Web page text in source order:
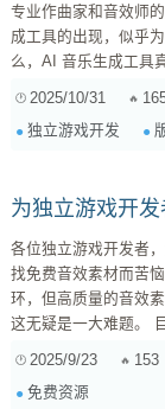
专业作曲家和音效师
成工具的出现，似乎
么，AI 音乐生成工具
能为各位独立游戏开发者提供一些参考
2025/10/31
独立游戏开发
为独立游戏开
各位独立游戏开发者，大家好！ 我最近发现很多独
找免费音效素材而苦
环，但高质量的音效
这无疑是一大难题。 目前网络上虽然有很多免费音效素材，但质量参差不
想，如果能有一个专
材平台，那该有多好！ 这个平台应该具备以下特点： 高质量音效： 平台上
2025/9/23 153
免费资源